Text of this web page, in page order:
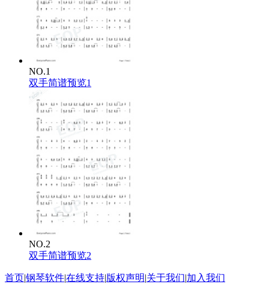
NO.1
双手简谱预览1
NO.2
双手简谱预览2
首页|钢琴软件|在线支持|版权声明|关于我们|加入我们